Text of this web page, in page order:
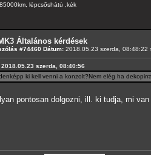
lépcsőshátú ,kék
Általános kérdések
#74460 Dátum: 2018.05.23 szerda, 08:48:22
szerda, 08:40:56
ki kell venni a konzolt?Nem elég ha
pontosan dolgozni, ill. ki tudja, mi